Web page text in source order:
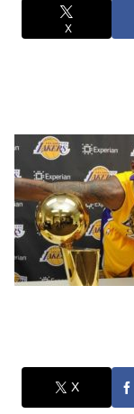
X
X